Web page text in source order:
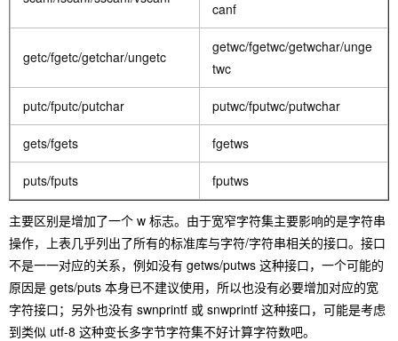
canf
getc/fgetc/getchar/ungetc
getwc/fgetwc/getwchar/unge
twc
putc/fputc/putchar putwc/fputwc/putwchar
gets/fgets fgetws
puts/fputs fputws
主要区别是增加了一个 w 标志。由于宽窄字符集主要影响的是字符串
操作，上表几乎列出了所有的标准库与字符/字符串相关的接口。接口
不是一一对应的关系，例如没有 getws/putws 这种接口，一个可能的
原因是 gets/puts 本身已不建议使用，所以也没有必要增加对应的宽
字符接口；另外也没有 swnprintf 或 snwprintf 这种接口，可能是考虑
到类似 utf-8 这种变长多字节字符集不好计算字符数吧。